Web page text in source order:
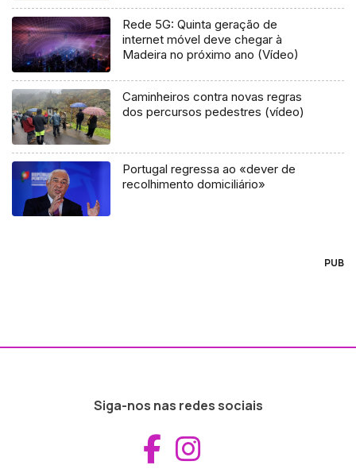
Rede 5G: Quinta geração de
internet móvel deve chegar à
Madeira no próximo ano (Vídeo)
Caminheiros contra novas regras
dos percursos pedestres (vídeo)
Portugal regressa ao «dever de
recolhimento domiciliário»
PUB
Siga-nos nas redes sociais
Aceder ao